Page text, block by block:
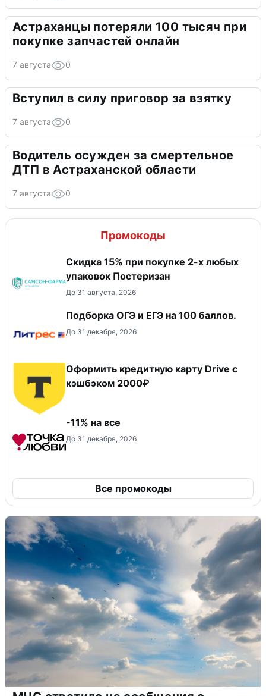
Астраханцы потеряли 100 тысяч при
покупке запчастей онлайн
7 августа 0
Вступил в силу приговор за взятку
7 августа 0
Водитель осужден за смертельное
ДТП в Астраханской области
7 августа 0
Промокоды
Скидка 15% при покупке 2-х любых
упаковок Постеризан
До 31 августа, 2026
Подборка ОГЭ и ЕГЭ на 100 баллов.
До 31 декабря, 2026
Оформить кредитную карту Drive с
кэшбэком 2000₽
-11% на все
До 31 декабря, 2026
Все промокоды